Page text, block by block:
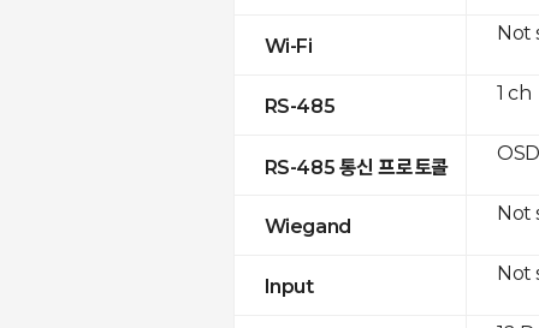
Wi-Fi
RS-485
RS-485 통신 프로토콜
Wiegand
Input
Not
1 ch
Not
Not